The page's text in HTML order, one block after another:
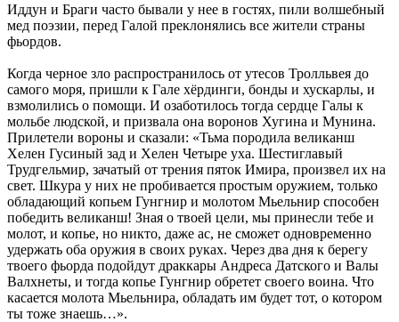
Иддун и Браги часто бывали у нее в гостях, пили волшебный
мед поэзии, перед Галой преклонялись все жители страны
фьордов.
Когда черное зло распространилось от утесов Тролльвея до
самого моря, пришли к Гале хёрдинги, бонды и хускарлы, и
взмолились о помощи. И озаботилось тогда сердце Галы к
мольбе людской, и призвала она воронов Хугина и Мунина.
Прилетели вороны и сказали: «Тьма породила великанш
Хелен Гусиный зад и Хелен Четыре уха. Шестиглавый
Трудгельмир, зачатый от трения пяток Имира, произвел их на
свет. Шкура у них не пробивается простым оружием, только
обладающий копьем Гунгнир и молотом Мьельнир способен
победить великанш! Зная о твоей цели, мы принесли тебе и
молот, и копье, но никто, даже ас, не сможет одновременно
удержать оба оружия в своих руках. Через два дня к берегу
твоего фьорда подойдут драккары Андреса Датского и Валы
Валхнеты, и тогда копье Гунгнир обретет своего воина. Что
касается молота Мьельнира, обладать им будет тот, о котором
ты тоже знаешь…».